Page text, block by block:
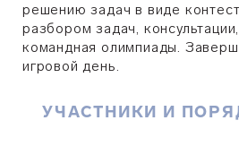
решению задач в виде
разбором задач,
командная олимпиады.
игровой день.
УЧАСТНИКИ И